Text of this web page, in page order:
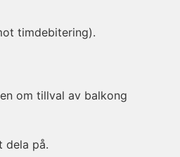
timdebitering).
om tillval av balkong
dela på.